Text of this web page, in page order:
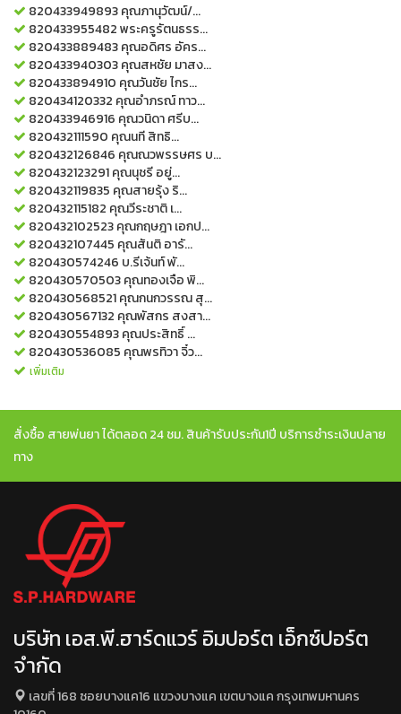
820433949893คุณภานุวัฒน์/...
820433955482พระครูรัตนธรร...
820433889483คุณอดิศร อัคร...
820433940303คุณสหชัย มาสง...
820433894910 คุณวันชัย ไกร...
820434120332 คุณอำภรณ์ ทาว...
820433946916 คุณวนิดา ศรีบ...
820432111590 คุณนที สิทธิ...
820432126846 คุณณวพรรษศร บ...
820432123291คุณนุชรี อยู่...
820432119835 คุณสายรุ้ง ริ...
820432115182 คุณวีระชาติ เ...
820432102523คุณกฤษฎา เอกป...
820432107445 คุณสันติ อารั...
820430574246 บ.รีเจ้นท์ พั...
820430570503คุณทองเจือ พิ...
820430568521คุณกนกวรรณ สุ...
820430567132 คุณพัสกร สงสา...
820430554893คุณประสิทธิ์ ...
820430536085 คุณพรทิวา จิ๋ว...
เพิ่มเติม
สั่งซื้อ สายพ่นยา ได้ตลอด 24 ชม. สินค้ารับประกัน1ปี บริการชำระเงินปลาย
ทาง
บริษัท เอส.พี.ฮาร์ดแวร์ อิมปอร์ต เอ็กซ์ปอร์ต
จำกัด
เลขที่ 168 ซอยบางแค16 แขวงบางแค เขตบางแค กรุงเทพมหานคร